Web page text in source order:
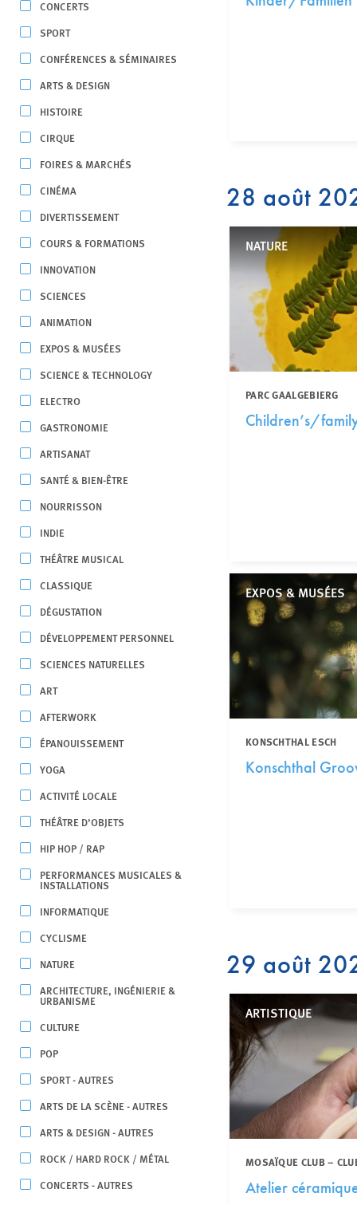
CONCERTS
SPORT
CONFÉRENCES & SÉMINAIRES
ARTS & DESIGN
HISTOIRE
CIRQUE
FOIRES & MARCHÉS
CINÉMA
DIVERTISSEMENT
COURS & FORMATIONS
INNOVATION
SCIENCES
ANIMATION
EXPOS & MUSÉES
SCIENCE & TECHNOLOGY
ELECTRO
GASTRONOMIE
ARTISANAT
SANTÉ & BIEN-ÊTRE
NOURRISSON
INDIE
THÉÂTRE MUSICAL
CLASSIQUE
DÉGUSTATION
DÉVELOPPEMENT PERSONNEL
SCIENCES NATURELLES
ART
AFTERWORK
ÉPANOUISSEMENT
YOGA
ACTIVITÉ LOCALE
THÉÂTRE D’OBJETS
HIP HOP / RAP
PERFORMANCES MUSICALES &
INSTALLATIONS
INFORMATIQUE
CYCLISME
NATURE
ARCHITECTURE, INGÉNIERIE &
URBANISME
CULTURE
POP
SPORT - AUTRES
ARTS DE LA SCÈNE - AUTRES
ARTS & DESIGN - AUTRES
ROCK / HARD ROCK / MÉTAL
CONCERTS - AUTRES
28 août
NATURE
PARC GAALGEBIERG
Children’s/
EXPOS & MUSÉES
KONSCHTHAL ESCH
Konschthal
29 août
ARTISTIQUE
MOSAÏQUE CLUB –
Atelier